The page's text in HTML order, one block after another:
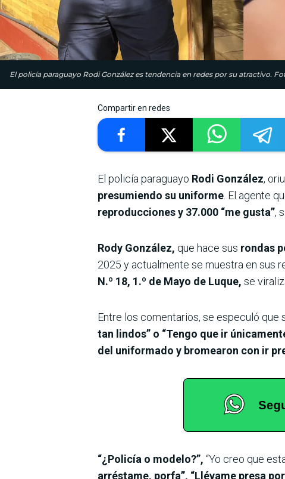
El policía paraguayo Rodi González es tendencia en redes por su atractivo.
Compartir en redes
El policía paraguayo Rodi González,
presumiendo su uniforme . El agente
reproducciones y 37.000 “me gusta”,
Rody González, que hace sus rondas
2025 y actualmente se muestra en sus
N.º 18, 1.º de Mayo de Luque, se
Entre los comentarios, se especuló que
tan lindos” o “Tengo que ir
del uniformado y bromearon con ir
“¿Policía o modelo?”, “Yo creo que
arréstame, porfa”, “Llévame presa por